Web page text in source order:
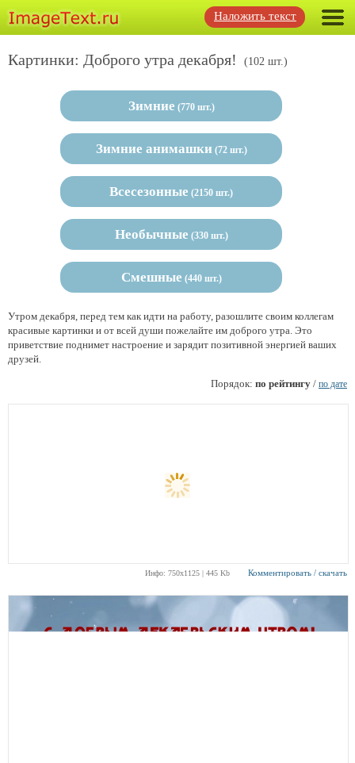
Наложить текст
Картинки: Доброго утра декабря! (102 шт.)
Зимние (770 шт.)
Зимние анимашки(72 шт.)
Всесезонные (2150 шт.)
Необычные (330 шт.)
Смешные (440 шт.)
Утром декабря, перед тем как идти на работу, разошлите своим коллегам
красивые картинки и от всей души пожелайте им доброго утра. Это
приветствие поднимет настроение и зарядит позитивной энергией ваших
друзей.
Порядок: по рейтингу / по дате
Инфо: 750х1125 | 445 Kb Комментировать / скачать